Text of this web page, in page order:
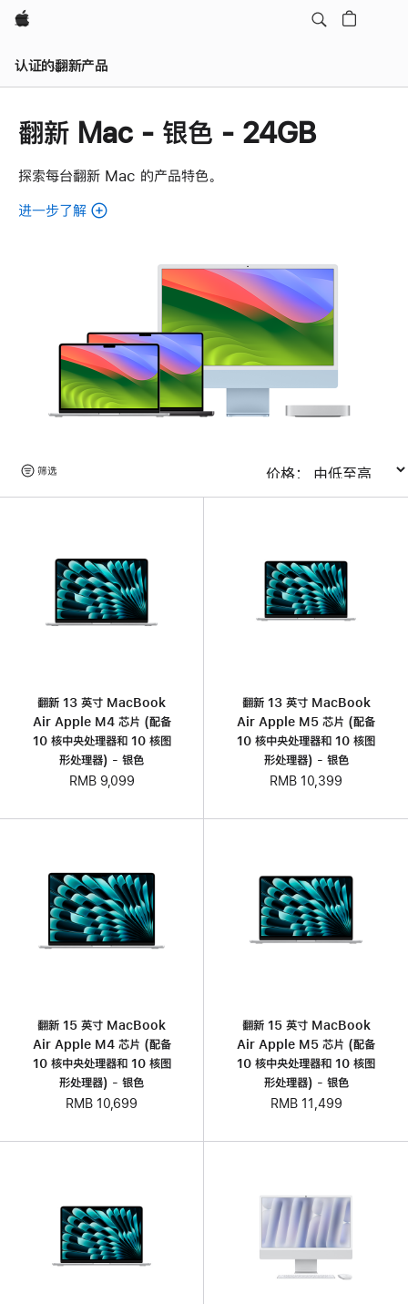
Apple
认证的翻新产品
翻新 Mac - 银色 - 24GB
探索每台翻新 Mac 的产品特色。
进一步了解
Mac。
览
筛选
翻新 13 英寸 MacBook
Air Apple M4 芯片 (配备
10 核中央处理器和 10 核图
形处理器) - 银色
RMB 9,099
翻新 13 英寸 MacBook
Air Apple M5 芯片 (配备
10 核中央处理器和 10 核图
形处理器) - 银色
RMB 10,399
翻新 15 英寸 MacBook
Air Apple M4 芯片 (配备
10 核中央处理器和 10 核图
形处理器) - 银色
RMB 10,699
翻新 15 英寸 MacBook
Air Apple M5 芯片 (配备
10 核中央处理器和 10 核图
形处理器) - 银色
RMB 11,499